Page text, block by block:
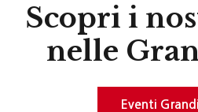
Scopri i
nelle
Eventi